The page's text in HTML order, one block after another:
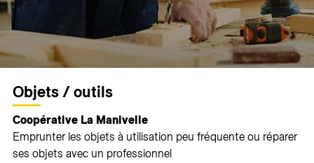
Objets / outils
Coopérative La Manivelle
Emprunter les objets à utilisation peu fréquente ou réparer
ses objets avec un professionnel